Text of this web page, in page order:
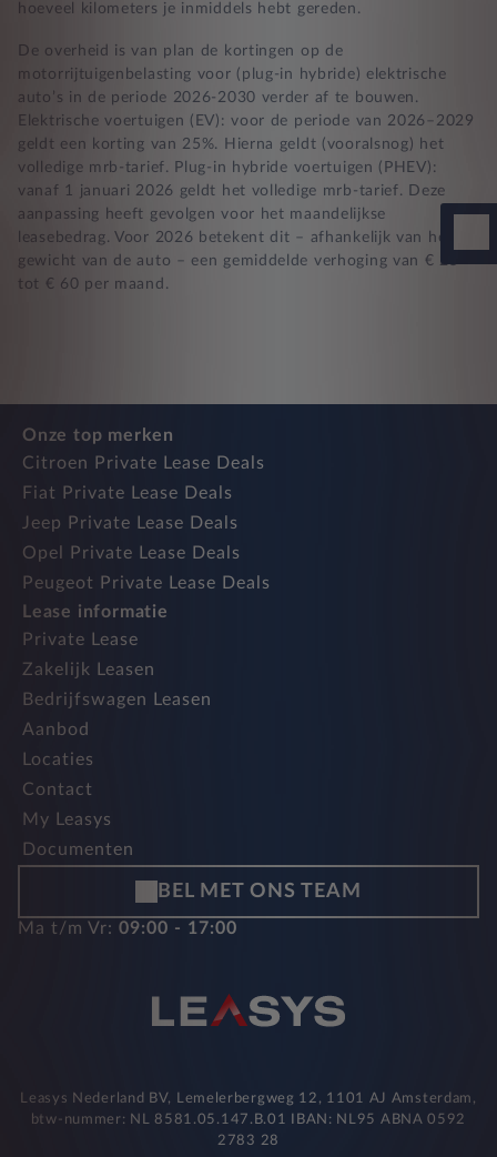
hoeveel kilometers je inmiddels hebt gereden.
De overheid is van plan de kortingen op de
motorrijtuigenbelasting voor (plug-in hybride) elektrische
auto’s in de periode 2026-2030 verder af te bouwen.
Elektrische voertuigen (EV): voor de periode van 2026–2029
geldt een korting van 25%. Hierna geldt (vooralsnog) het
volledige mrb-tarief. Plug-in hybride voertuigen (PHEV):
vanaf 1 januari 2026 geldt het volledige mrb-tarief. Deze
aanpassing heeft gevolgen voor het maandelijkse
leasebedrag. Voor 2026 betekent dit – afhankelijk van het
gewicht van de auto – een gemiddelde verhoging van € 25
tot € 60 per maand.
Onze top merken
Citroen Private Lease Deals
Fiat Private Lease Deals
Jeep Private Lease Deals
Opel Private Lease Deals
Peugeot Private Lease Deals
Lease informatie
Private Lease
Zakelijk Leasen
Bedrijfswagen Leasen
Aanbod
Locaties
Contact
My Leasys
Documenten
BEL MET ONS TEAM
Ma t/m Vr: 09:00 - 17:00
Leasys Nederland BV, Lemelerbergweg 12, 1101 AJ Amsterdam,
btw-nummer: NL 8581.05.147.B.01 IBAN: NL95 ABNA 0592
2783 28